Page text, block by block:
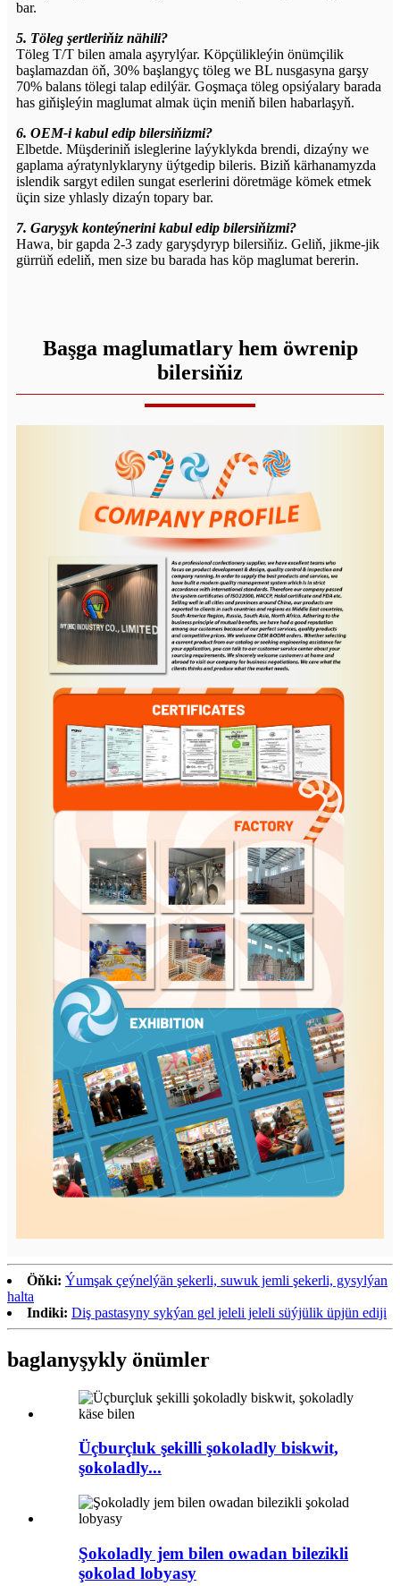
bar.
5. Töleg şertleriňiz nähili?
Töleg T/T bilen amala aşyrylýar. Köpçülikleýin önümçilik
başlamazdan öň, 30% başlangyç töleg we BL nusgasyna garşy
70% balans tölegi talap edilýär. Goşmaça töleg opsiýalary barada
has giňişleýin maglumat almak üçin meniň bilen habarlaşyň.
6. OEM-i kabul edip bilersiňizmi?
Elbetde. Müşderiniň isleglerine laýyklykda brendi, dizaýny we
gaplama aýratynlyklaryny üýtgedip bileris. Biziň kärhanamyzda
islendik sargyt edilen sungat eserlerini döretmäge kömek etmek
üçin size yhlasly dizaýn topary bar.
7. Garyşyk konteýnerini kabul edip bilersiňizmi?
Hawa, bir gapda 2-3 zady garyşdyryp bilersiňiz. Geliň, jikme-jik
gürrüň edeliň, men size bu barada has köp maglumat bererin.
Başga maglumatlary hem öwrenip
bilersiňiz
Öňki: Ýumşak çeýnelýän şekerli, suwuk jemli şekerli, gysylýan
halta
Indiki: Diş pastasyny sykýan gel jeleli jeleli süýjülik üpjün ediji
baglanyşykly önümler
Üçburçluk şekilli şokoladly biskwit,
şokoladly...
Şokoladly jem bilen owadan bilezikli
şokolad lobyasy